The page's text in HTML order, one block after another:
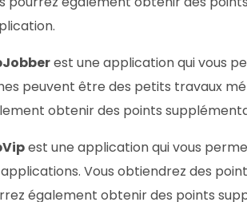
est une application qui vous
peuvent être des petits travaux
obtenir des points
est une application qui vous
Vous obtiendrez des
également obtenir des points